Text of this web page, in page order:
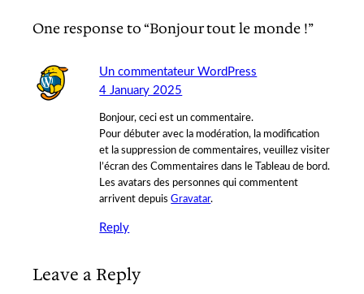
One response to “Bonjour tout le monde !”
Un commentateur WordPress
4 January 2025
Bonjour, ceci est un commentaire.
Pour débuter avec la modération, la modification
et la suppression de commentaires, veuillez visiter
l’écran des Commentaires dans le Tableau de bord.
Les avatars des personnes qui commentent
arrivent depuisGravatar.
Reply
Leave a Reply